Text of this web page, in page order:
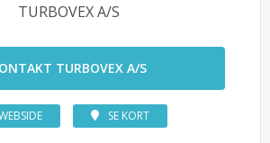
TURBOVEX A/S
TURBOVEX A/S
SE KORT